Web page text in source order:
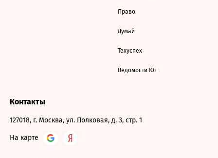
Право
Думай
Техуспех
Ведомости Юг
Контакты
127018, г. Москва, ул. Полковая, д. 3, стр. 1
На карте